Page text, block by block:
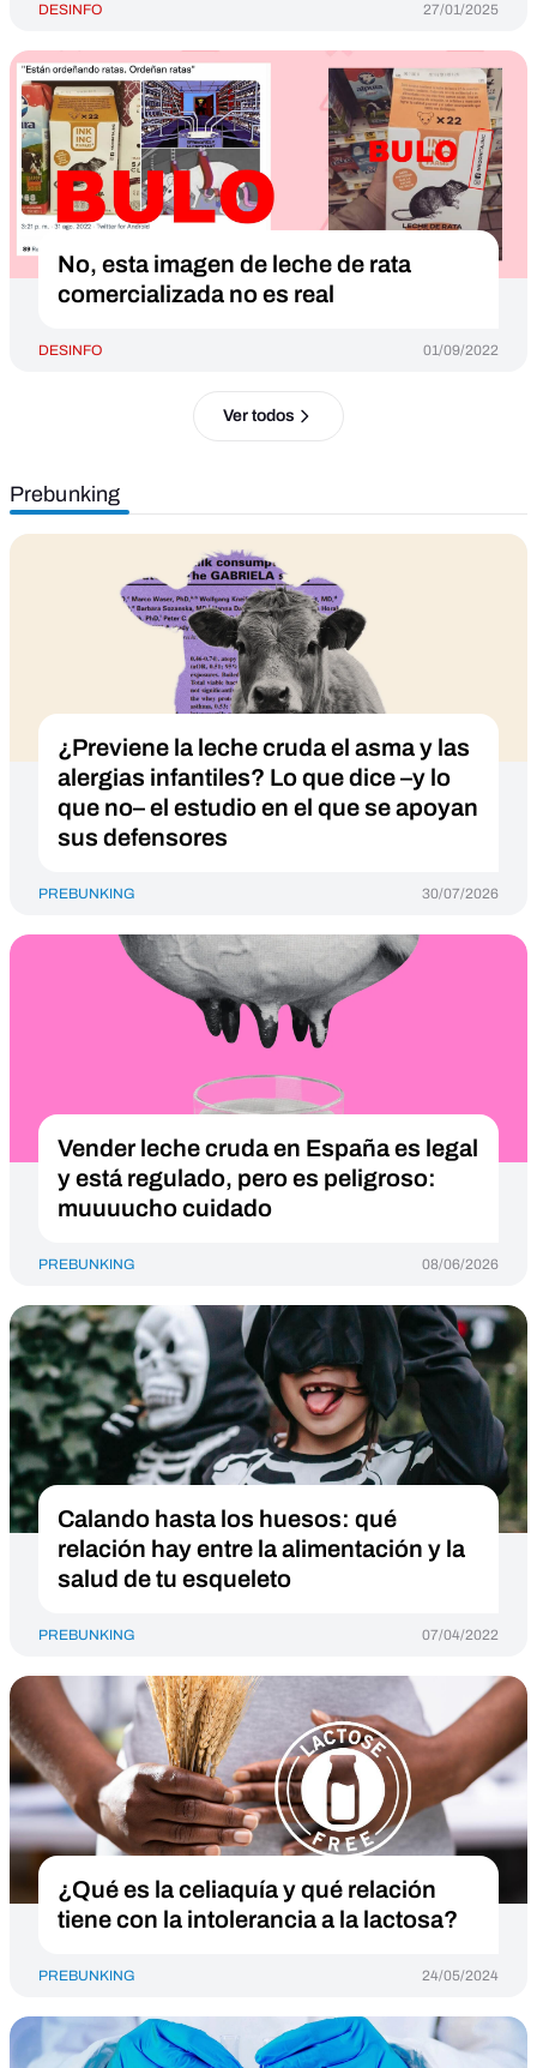
DESINFO 27/01/2025
No, esta imagen de leche de rata
comercializada no es real
DESINFO 01/09/2022
Ver todos
Prebunking
¿Previene la leche cruda el asma y las
alergias infantiles? Lo que dice –y lo
que no– el estudio en el que se apoyan
sus defensores
PREBUNKING 30/07/2026
Vender leche cruda en España es legal
y está regulado, pero es peligroso:
muuuucho cuidado
PREBUNKING 08/06/2026
Calando hasta los huesos: qué
relación hay entre la alimentación y la
salud de tu esqueleto
PREBUNKING 07/04/2022
¿Qué es la celiaquía y qué relación
tiene con la intolerancia a la lactosa?
PREBUNKING 24/05/2024